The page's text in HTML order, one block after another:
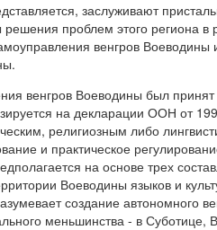
заслуживают
проблем этого региона
венгров
венгров Воеводины был
на декларации ООН от
религиозным либо
и практическое
на основе трех
Воеводины языков и
создание автономного
меньшинства - в